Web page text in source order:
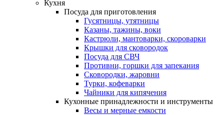
Кухня
Посуда для приготовления
Гусятницы, утятницы
Казаны, тажины, воки
Кастрюли, мантоварки, скороварки
Крышки для сковородок
Посуда для СВЧ
Противни, горшки для запекания
Сковородки, жаровни
Турки, кофеварки
Чайники для кипячения
Кухонные принадлежности и инструменты
Весы и мерные емкости